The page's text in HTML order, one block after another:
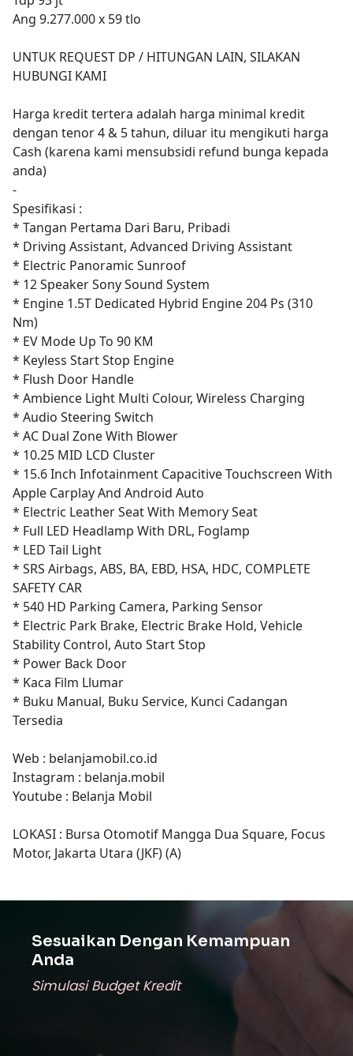
Ang 9.277.000 x 59 tlo
UNTUK REQUEST DP / HITUNGAN LAIN, SILAKAN
HUBUNGI KAMI
Harga kredit tertera adalah harga minimal kredit
dengan tenor 4 & 5 tahun, diluar itu mengikuti harga
Cash (karena kami mensubsidi refund bunga kepada
anda)
-
Spesifikasi :
* Tangan Pertama Dari Baru, Pribadi
* Driving Assistant, Advanced Driving Assistant
* Electric Panoramic Sunroof
* 12 Speaker Sony Sound System
* Engine 1.5T Dedicated Hybrid Engine 204 Ps (310
Nm)
* EV Mode Up To 90 KM
* Keyless Start Stop Engine
* Flush Door Handle
* Ambience Light Multi Colour, Wireless Charging
* Audio Steering Switch
* AC Dual Zone With Blower
* 10.25 MID LCD Cluster
* 15.6 Inch Infotainment Capacitive Touchscreen With
Apple Carplay And Android Auto
* Electric Leather Seat With Memory Seat
* Full LED Headlamp With DRL, Foglamp
* LED Tail Light
* SRS Airbags, ABS, BA, EBD, HSA, HDC, COMPLETE
SAFETY CAR
* 540 HD Parking Camera, Parking Sensor
* Electric Park Brake, Electric Brake Hold, Vehicle
Stability Control, Auto Start Stop
* Power Back Door
* Kaca Film Llumar
* Buku Manual, Buku Service, Kunci Cadangan
Tersedia
Web : belanjamobil.co.id
Instagram : belanja.mobil
Youtube : Belanja Mobil
LOKASI : Bursa Otomotif Mangga Dua Square, Focus
Motor, Jakarta Utara (JKF) (A)
Sesuaikan Dengan Kemampuan
Anda
Simulasi Budget Kredit